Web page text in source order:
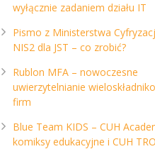
wyłącznie zadaniem działu IT
Pismo z Ministerstwa
NIS2 dla JST – co zrobić?
Rublon MFA – nowoczesne
uwierzytelnianie
firm
Blue Team KIDS – CUH
komiksy edukacyjne i CUH